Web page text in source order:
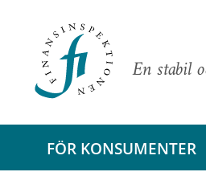
En stabil
FÖR KONSUMENTER